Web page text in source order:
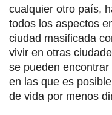
cualquier otro país,
todos los aspectos
ciudad masificada
vivir en otras
se pueden
en las que es
de vida por menos